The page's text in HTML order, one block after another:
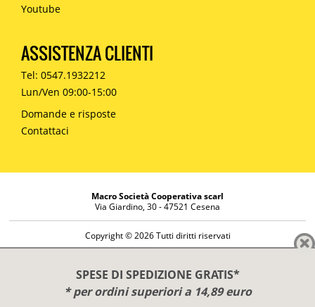
SPESE DI SPEDIZIONE GRATIS*
* per ordini superiori a 14,89 euro
Youtube
ASSISTENZA CLIENTI
Tel: 0547.1932212
Lun/Ven 09:00-15:00
Domande e risposte
Contattaci
Macro Società Cooperativa scarl
Via Giardino, 30 - 47521 Cesena
Copyright © 2026 Tutti diritti riservati
Diritto di reso
Disclaimer
Privacy Policy